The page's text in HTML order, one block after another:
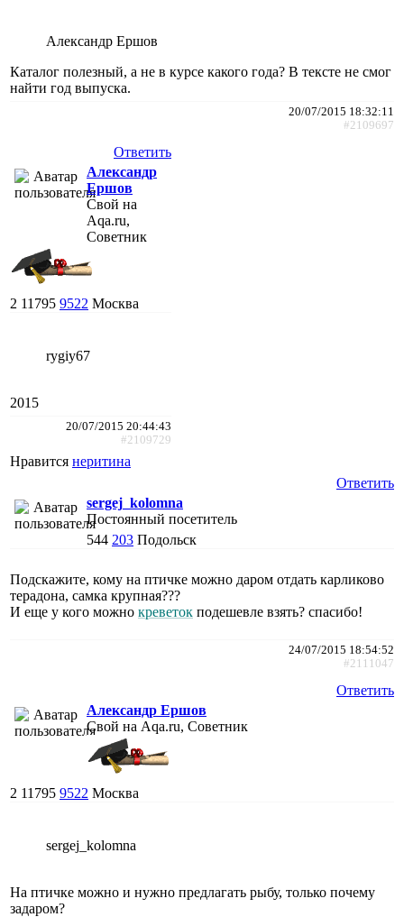
Александр Ершов
Каталог полезный, а не в курсе какого года? В тексте не смог
найти год выпуска.
20/07/2015 18:32:11
#2109697
Ответить
Александр
Ершов
Свой на
Aqa.ru,
Советник
2 11795 9522 Москва
rygiy67
2015
20/07/2015 20:44:43
#2109729
Нравится неритина
Ответить
sergej_kolomna
Постоянный посетитель
544 203 Подольск
Подскажите, кому на птичке можно даром отдать карликово
терадона, самка крупная???
И еще у кого можно креветок подешевле взять? спасибо!
24/07/2015 18:54:52
#2111047
Ответить
Александр Ершов
Свой на Aqa.ru, Советник
2 11795 9522 Москва
sergej_kolomna
На птичке можно и нужно предлагать рыбу, только почему
задаром?